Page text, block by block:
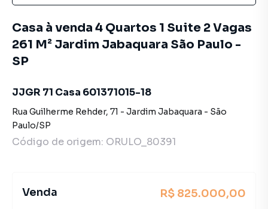
Casa à venda 4 Quartos 1 Suite 2 Vagas
261 M² Jardim Jabaquara São Paulo -
SP
JJGR 71 Casa 601371015-18
Rua Guilherme Rehder, 71 - Jardim Jabaquara - São
Paulo/SP
Código de origem: ORULO_80391
Venda R$ 825.000,00